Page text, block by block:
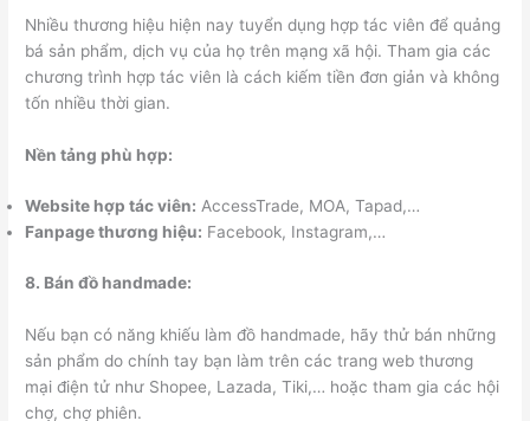
Nhiều thương hiệu hiện nay tuyển dụng hợp tác viên để quảng
bá sản phẩm, dịch vụ của họ trên mạng xã hội. Tham gia các
chương trình hợp tác viên là cách kiếm tiền đơn giản và không
tốn nhiều thời gian.
Nền tảng phù hợp:
Website hợp tác viên: AccessTrade, MOA, Tapad,…
Fanpage thương hiệu: Facebook, Instagram,…
8. Bán đồ handmade:
Nếu bạn có năng khiếu làm đồ handmade, hãy thử bán những
sản phẩm do chính tay bạn làm trên các trang web thương
mại điện tử như Shopee, Lazada, Tiki,… hoặc tham gia các hội
chợ, chợ phiên.